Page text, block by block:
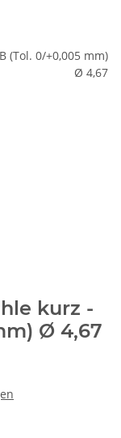
kurz -
Ø 4,67